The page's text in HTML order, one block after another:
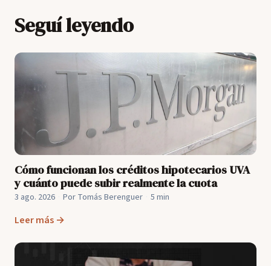
Seguí leyendo
Cómo funcionan los créditos hipotecarios UVA
y cuánto puede subir realmente la cuota
3 ago. 2026 Por Tomás Berenguer 5 min
Leer más →